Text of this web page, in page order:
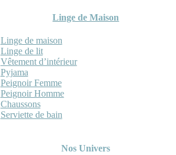
Linge de Maison
Linge de maison
Linge de lit
Vêtement d’intérieur
Pyjama
Peignoir Femme
Peignoir Homme
Chaussons
Serviette de bain
Nos Univers